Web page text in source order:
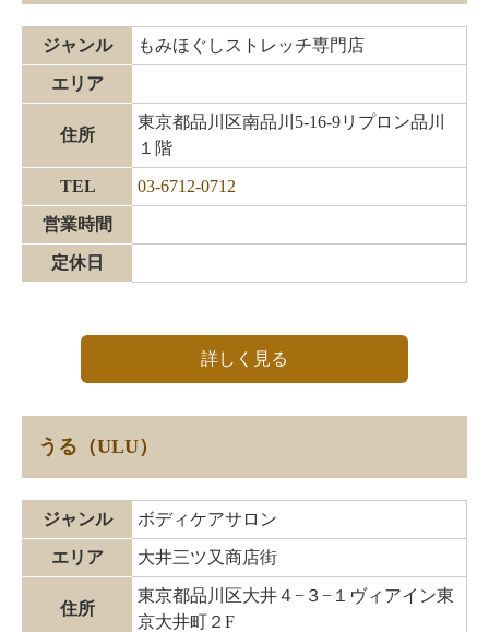
ジャンル もみほぐしストレッチ専門店
エリア
住所
東京都品川区南品川5-16-9リプロン品川
１階
TEL 03-6712-0712
営業時間
定休日
詳しく見る
うる（ULU）
ジャンル ボディケアサロン
エリア 大井三ツ又商店街
住所
東京都品川区大井４−３−１ヴィアイン東
京大井町２F